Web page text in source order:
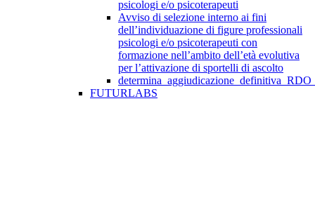
psicologi e/o psicoterapeuti
Avviso di selezione interno ai fini
dell’individuazione di figure professionali
psicologi e/o psicoterapeuti con
formazione nell’ambito dell’età evolutiva
per l’attivazione di sportelli di ascolto
FUTURLABS